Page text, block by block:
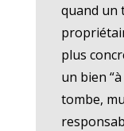
quand un
plus
un bien
tombe,